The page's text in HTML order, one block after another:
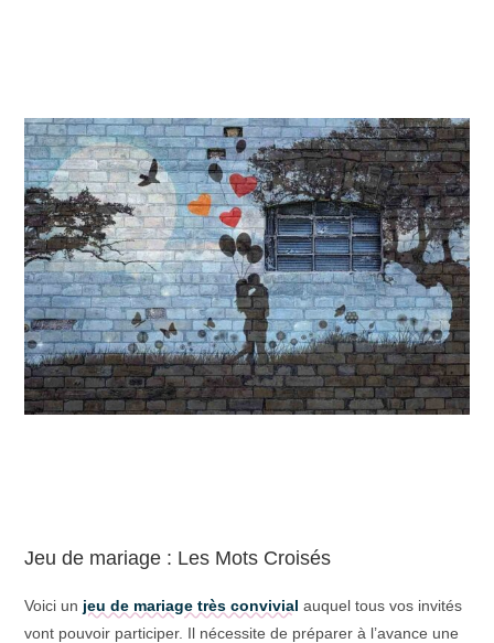
Jeu de mariage : Les Mots Croisés
Voici un jeu de mariage très convivial auquel tous vos invités
vont pouvoir participer. Il nécessite de préparer à l’avance une